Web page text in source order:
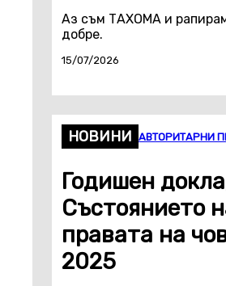
Аз съм ТАХОМА и
добре.
15/07/2026
НОВИНИ АВТОРИТАРНИ
Годишен
Състоянието
правата на
2025